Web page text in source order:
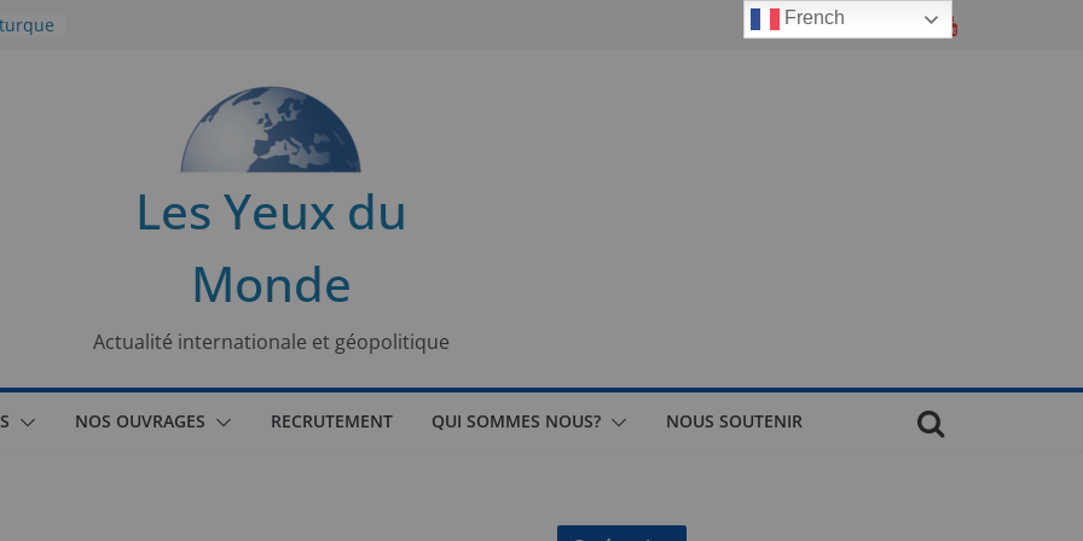
Les Yeux du
Monde
Actualité internationale et géopolitique
NOS OUVRAGES RECRUTEMENT QUI SOMMES NOUS? NOUS SOUTENIR
French